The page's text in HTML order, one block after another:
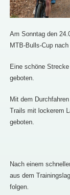
Am Sonntag den
MTB-Bulls-Cup
Eine schöne
geboten.
Mit dem
Trails mit lockerem
geboten.
Nach einem
aus dem
folgen.